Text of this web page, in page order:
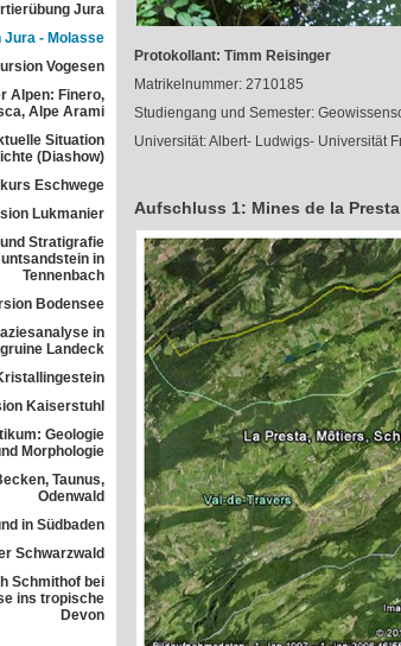
Jura
Jura - Molasse
Vogesen
Alpen: Finero,
Alpe Arami
Situation
(Diashow)
Eschwege
Lukmanier
Stratigrafie
in
Tennenbach
Bodensee
in
Landeck
Kaiserstuhl
Geologie
Morphologie
Taunus,
Odenwald
in Südbaden
Schwarzwald
Schmithof bei
ins tropische
Devon
Protokollant: Timm Reisinger
Matrikelnummer: 2710185
Studiengang und Semester:
Universität: Albert- Ludwigs- Universität
Aufschluss 1: Mines de la